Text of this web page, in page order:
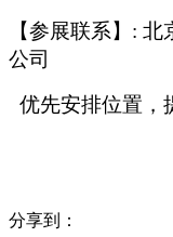
【参展联系】:
公司
优先安排位置，
分享到：